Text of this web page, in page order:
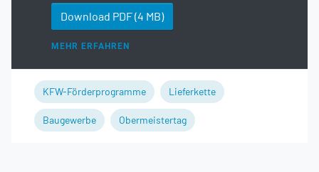
Download PDF(4 MB)
MEHR ERFAHREN
KFW-Förderprogramme Lieferkette
Baugewerbe Obermeistertag